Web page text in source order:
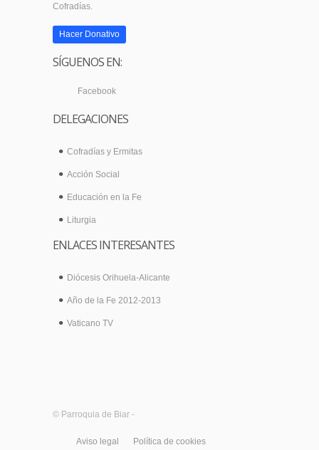
Cofradías.
Hacer Donativo
SÍGUENOS EN:
Facebook
DELEGACIONES
Cofradías y Ermitas
Acción Social
Educación en la Fe
Liturgia
ENLACES INTERESANTES
Diócesis Orihuela-Alicante
Año de la Fe 2012-2013
Vaticano TV
© Parroquia de Biar -
Aviso legal Política de cookies